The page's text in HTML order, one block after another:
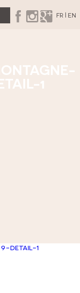
FR | EN
1
detail-1